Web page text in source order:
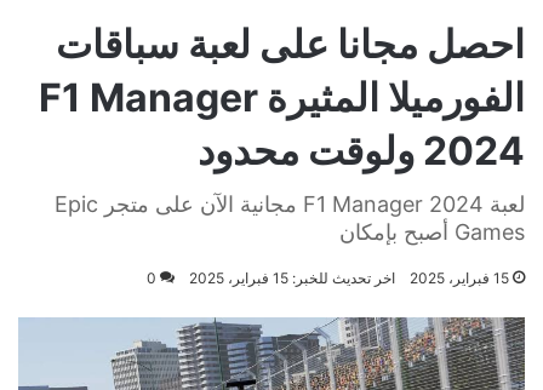
احصل مجانا على لعبة سباقات
الفورميلا المثيرة F1 Manager
2024 ولوقت محدود
لعبة F1 Manager 2024 مجانية الآن على متجر Epic
Games أصبح بإمكان
15 فبراير، 2025 اخر تحديث للخبر: 15 فبراير، 2025 0